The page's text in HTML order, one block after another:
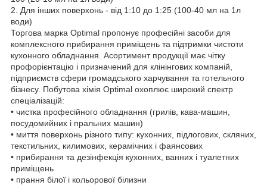
2. Для інших поверхонь - від 1:10 до 1:25 (100-40 мл на 1л
води)
Торгова марка Optimal пропонує професійні засоби для
комплексного прибирання приміщень та підтримки чистоти
кухонного обладнання. Асортимент продукції має чітку
профорієнтацію і призначений для клінінгових компаній,
підприємств сфери громадського харчування та готельного
бізнесу. Побутова хімія Optimal охоплює широкий спектр
спеціалізацій:
• чистка професійного обладнання (грилів, кава-машин,
посудомийних і пральних машин)
• миття поверхонь різного типу: кухонних, підлогових, скляних,
текстильних, килимових, керамічних і фаянсових
• прибирання та дезінфекція кухонних, ванних і туалетних
приміщень
• прання білої і кольорової білизни